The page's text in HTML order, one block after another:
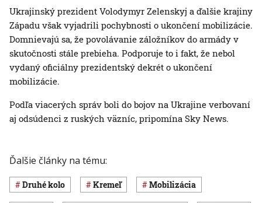
Ukrajinský prezident Volodymyr Zelenskyj a ďalšie krajiny
Západu však vyjadrili pochybnosti o ukončení mobilizácie.
Domnievajú sa, že povolávanie záložníkov do armády v
skutočnosti stále prebieha. Podporuje to i fakt, že nebol
vydaný oficiálny prezidentský dekrét o ukončení
mobilizácie.
Podľa viacerých správ boli do bojov na Ukrajine verbovaní
aj odsúdenci z ruských väzníc, pripomína Sky News.
Ďalšie články na tému:
druhé kolo Kremeľ mobilizácia